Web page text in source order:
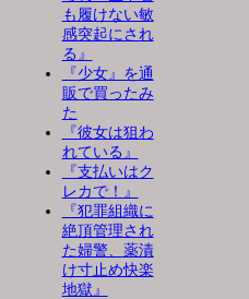
も履けない敏
感突起にされ
る』
『少女』を通
販で買ったみ
た
『彼女は狙わ
れている』
『支払いはク
レカで！』
『犯罪組織に
絶頂管理され
た婦警、薬漬
け寸止め快楽
地獄』